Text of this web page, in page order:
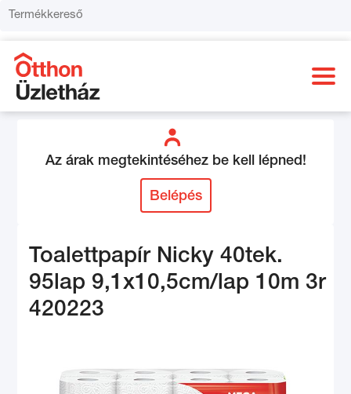
Az árak megtekintéséhez be kell lépned!
Belépés
Toalettpapír Nicky 40tek.
95lap 9,1x10,5cm/lap 10m 3r
420223